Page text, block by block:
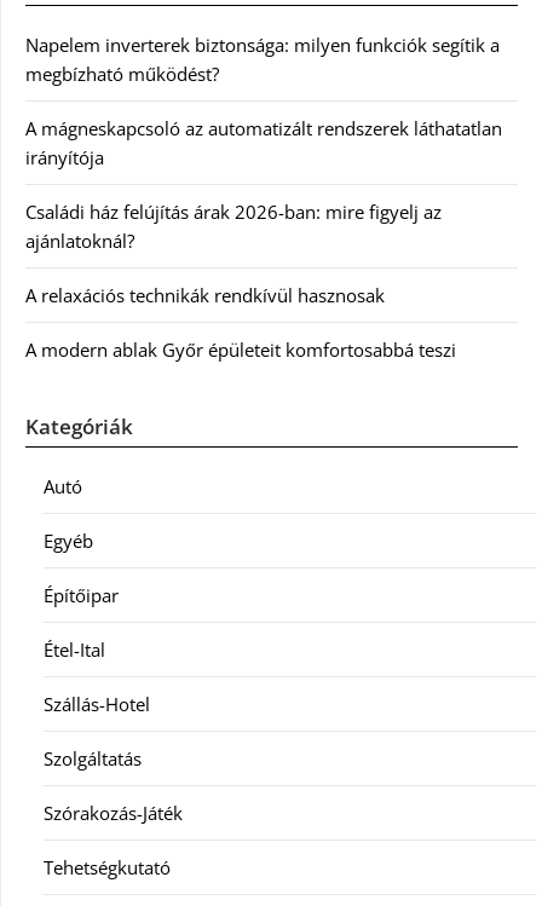
Napelem inverterek biztonsága: milyen funkciók segítik a
megbízható működést?
A mágneskapcsoló az automatizált rendszerek láthatatlan
irányítója
Családi ház felújítás árak 2026-ban: mire figyelj az
ajánlatoknál?
A relaxációs technikák rendkívül hasznosak
A modern ablak Győr épületeit komfortosabbá teszi
Kategóriák
Autó
Egyéb
Építőipar
Étel-Ital
Szállás-Hotel
Szolgáltatás
Szórakozás-Játék
Tehetségkutató